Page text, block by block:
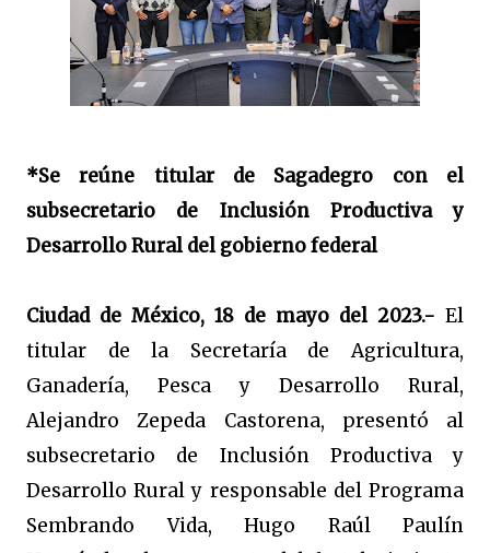
*Se reúne titular de Sagadegro con el
subsecretario de Inclusión Productiva y
Desarrollo Rural del gobierno federal
Ciudad de México, 18 de mayo del 2023.- El
titular de la Secretaría de Agricultura,
Ganadería, Pesca y Desarrollo Rural,
Alejandro Zepeda Castorena, presentó al
subsecretario de Inclusión Productiva y
Desarrollo Rural y responsable del Programa
Sembrando Vida, Hugo Raúl Paulín